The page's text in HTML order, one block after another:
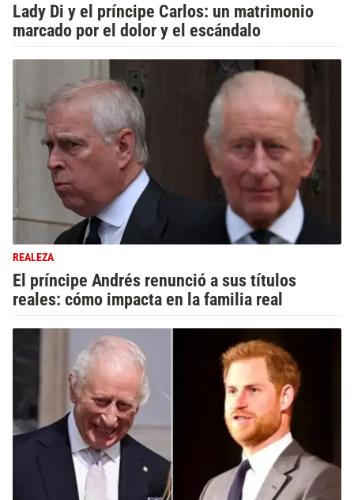
Lady Di y el príncipe Carlos: un matrimonio
marcado por el dolor y el escándalo
REALEZA
El príncipe Andrés renunció a sus títulos
reales: cómo impacta en la familia real